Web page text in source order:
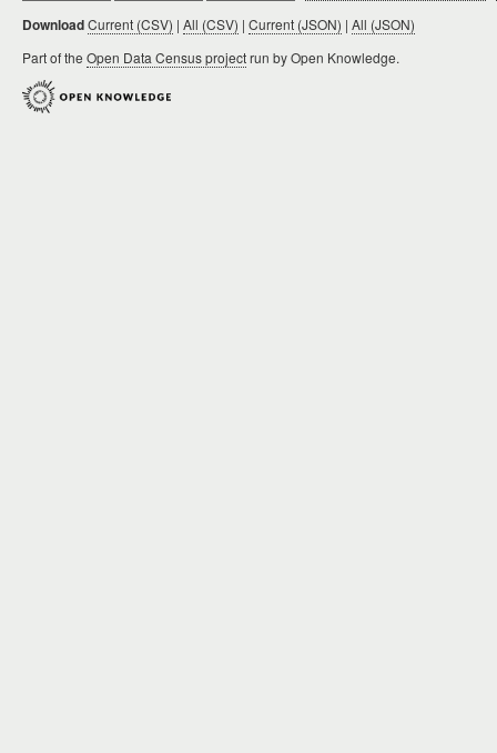
DownloadCurrent (CSV) | All (CSV) | Current (JSON) | All (JSON)
Part of the Open Data Census projectrun by Open Knowledge.